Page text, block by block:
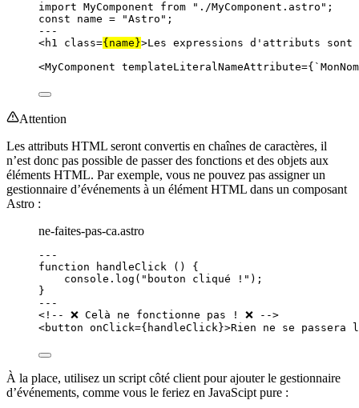
import MyComponent from " ./MyComponent.astro " ;
const name = "Astro " ;
---
<h1 class={ name }>Les expressions d'attributs sont
<MyComponent templateLiteralNameAttribute={ `
Attention
Les attributs HTML seront convertis en chaînes de caractères, il
n’est donc pas possible de passer des fonctions et des objets aux
éléments HTML. Par exemple, vous ne pouvez pas assigner un
gestionnaire d’événements à un élément HTML dans un composant
Astro :
ne-faites-pas-ca.astro
---
function
handleClick ()
{
console . log ( " bouton cliqué ! " );
}
---
<!-- ❌ Celà ne fonctionne pas ! ❌ -->
<button onClick={ handleClick}>Rien ne se passera
À la place, utilisez un script côté client pour ajouter le gestionnaire
d’événements, comme vous le feriez en JavaScipt pure :